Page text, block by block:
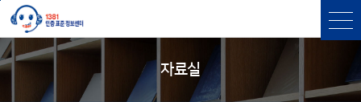
본문바로가기
주메뉴 바로가기
자료실